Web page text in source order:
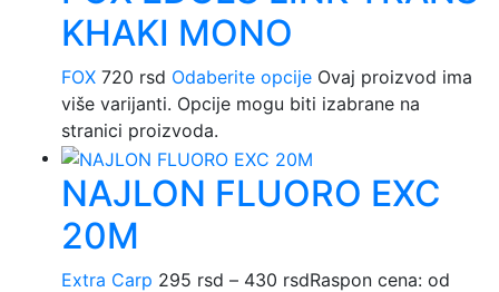
KHAKI MONO
FOX 720 rsd Odaberite opcije Ovaj proizvod ima
više varijanti. Opcije mogu biti izabrane na
stranici proizvoda.
NAJLON FLUORO EXC
20M
Extra Carp 295 rsd – 430 rsdRaspon cena: od